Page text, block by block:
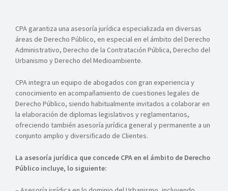
CPA garantiza una asesoría jurídica especializada en diversas
áreas de Derecho Público, en especial en el ámbito del Derecho
Administrativo, Derecho de la Contratación Pública, Derecho del
Urbanismo y Derecho del Medioambiente.
CPA integra un equipo de abogados con gran experiencia y
conocimiento en acompañamiento de cuestiones legales de
Derecho Público, siendo habitualmente invitados a colaborar en
la elaboración de diplomas legislativos y reglamentarios,
ofreciendo también asesoría jurídica general y permanente a un
conjunto amplio y diversificado de Clientes.
La asesoría jurídica que concede CPA en el ámbito de Derecho
Público incluye, lo siguiente: